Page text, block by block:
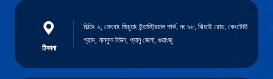
ঠিকানা
বিল্ডিং ২, ফেংবাং জিচুয়াং ইন্ডাস্ট্রিয়াল পার্ক, নং ৯৮, ঝিহাই রোড, কেংটোউ
গ্রাম, নানকুন টাউন, প্যানু জেলা, গুয়াংজু